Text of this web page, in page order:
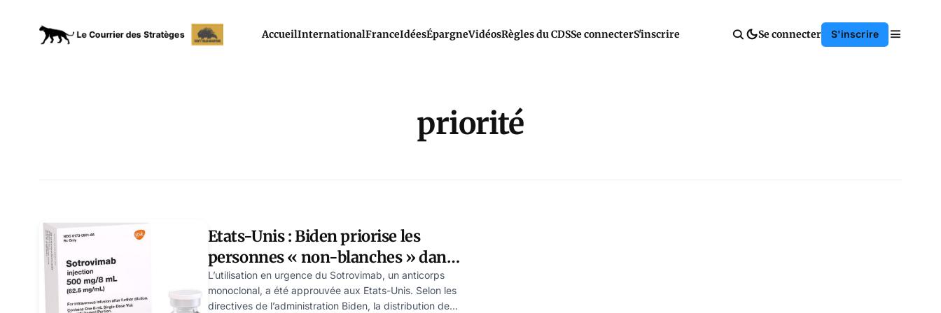
AccueilInternationalFranceIdéesÉpargneVidéosRègles du CDSSe connecterS'inscrire Se connecter S'inscrire
priorité
Etats-Unis : Biden priorise les
personnes « non-blanches » dans
l’administration des traitements
COVID
L’utilisation en urgence du Sotrovimab, un anticorps
monoclonal, a été approuvée aux Etats-Unis. Selon les
directives de l’administration Biden, la distribution des